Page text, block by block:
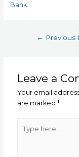
Bank.
← Previous
Leave a
Your email
are marked*
here..